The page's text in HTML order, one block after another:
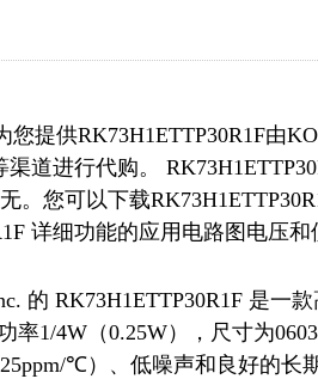
提供RK73H1ETTP30R1F由
道进行代购。
。您可以下载
详细功能的应用电路图电压和
的 RK73H1ETTP30R1F 是
率1/4W（0.25W），尺寸为
℃）、低噪声和良好的长